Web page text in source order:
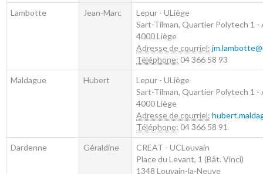
Lambotte Jean-Marc
Lepur - ULiège
Sart-Tilman, Quartier Polytech 1
4000Liège
Adresse de courriel:
Téléphone: 04 366 58 93
Maldague Hubert
Lepur - ULiège
Sart-Tilman, Quartier Polytech 1 -
4000Liège
Adresse de courriel:
Téléphone: 04 366 58 91
Dardenne Géraldine
CREAT - UCLouvain
Place du Levant, 1 (Bât. Vinci)
1348 Louvain-la-Neuve